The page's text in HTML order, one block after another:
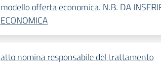
modello offerta economica. N.B. DA
ECONOMICA
atto nomina responsabile del trattamento